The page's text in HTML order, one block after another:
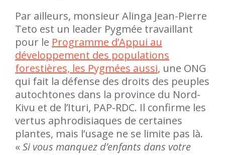
Par ailleurs, monsieur Alinga Jean-Pierre
Teto est un leader Pygmée travaillant
pour le Programme d’Appui au
développement des populations
forestières, les Pygmées aussi, une ONG
qui fait la défense des droits des peuples
autochtones dans la province du Nord-
Kivu et de l’Ituri, PAP-RDC. Il confirme les
vertus aphrodisiaques de certaines
plantes, mais l’usage ne se limite pas là.
«Si vous manquez d’enfants dans votre